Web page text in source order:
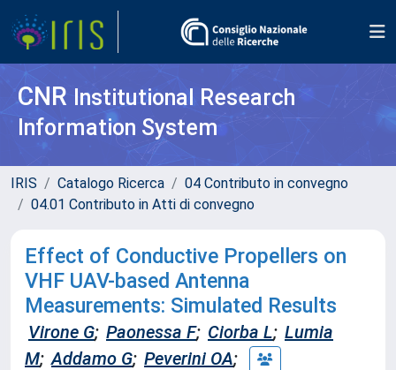
CNR Institutional Research
Information System
IRIS Catalogo Ricerca
04 Contributo in convegno
04.01 Contributo in Atti di convegno
Effect of Conductive Propellers on
VHF UAV-based Antenna
Measurements: Simulated Results
Virone G; Paonessa F; Ciorba L; Lumia
M; Addamo G; Peverini OA;